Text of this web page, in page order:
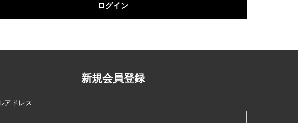
ログイン
新規会員登録
アドレス